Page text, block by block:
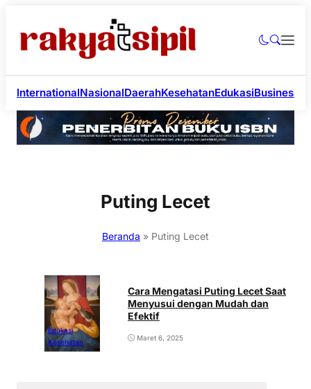
InternationalNasionalDaerahKesehatanEdukasiBusiness
Puting Lecet
Beranda » Puting Lecet
Edukasi
Kesehatan
Cara Mengatasi Puting Lecet Saat
Menyusui dengan Mudah dan
Efektif
Maret 6, 2025